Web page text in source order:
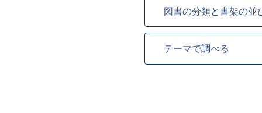
図書の分類と書架の並
テーマで調べる